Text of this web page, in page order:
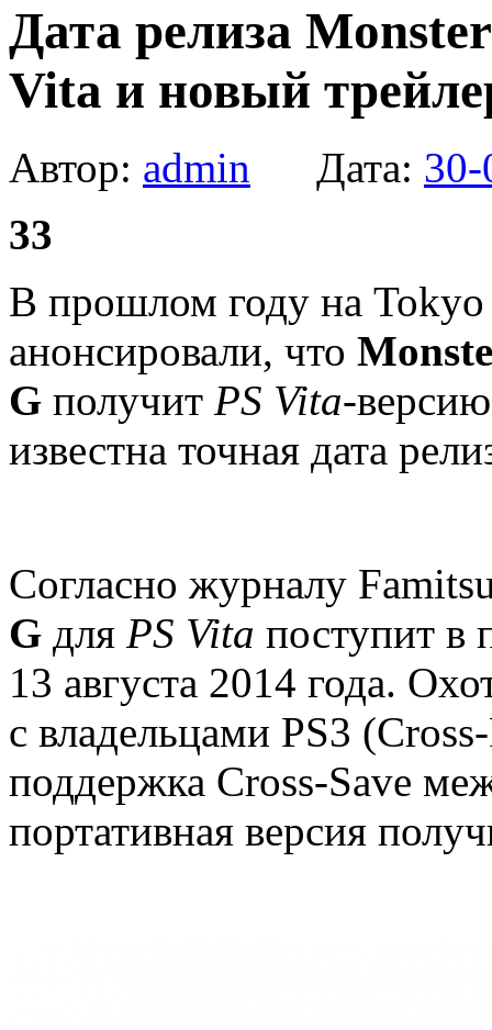
Дата релиза
Vita и новый
Автор: admin Дата:
33
В прошлом году на Tokyo
анонсировали, что
G получит PS Vita-
известна точная дата
Согласно журналу
G для PS Vita поступит в
13 августа 2014 года.
с владельцами PS3
поддержка Cross-Save
портативная версия